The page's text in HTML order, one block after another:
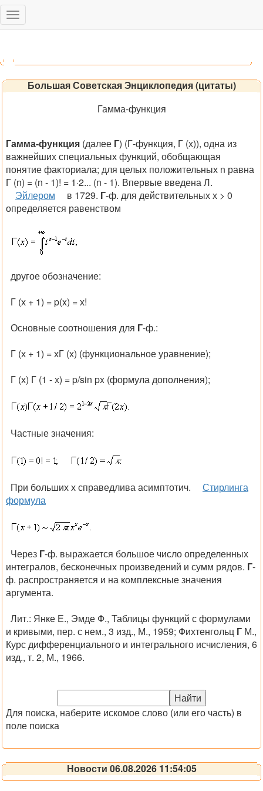
Toggle
navigation
Большая Советская Энциклопедия (цитаты)
Гамма-функция
Гамма-функция (далее Г) (Г-функция, Г (х)), одна из
важнейших специальных функций, обобщающая
понятие факториала; для целых положительных n равна
Г (n) = (n - 1)! = 1·2... (n - 1). Впервые введена Л.
Эйлером
в 1729. Г-ф. для действительныхх > 0
определяется равенством
другое обозначение:
Г (х + 1) = p(x) = х!
Основные соотношения для Г-ф.:
Г (х + 1) =хГ (х) (функциональное уравнение);
Г (х) Г (1 - х) =p/sin px (формула дополнения);
Частные значения:
При большиххсправедлива асимптотич.
Стирлинга
формула
Через Г-ф. выражается большое число определенных
интегралов, бесконечных произведений и сумм рядов. Г-
ф. распространяется и на комплексные значения
аргумента.
Лит.: Янке Е., Эмде Ф., Таблицы функций с формулами
и кривыми, пер. с нем., 3 изд., М., 1959; Фихтенгольц Г М.,
Курс дифференциального и интегрального исчисления, 6
изд., т. 2, М., 1966.
Для поиска, наберите искомое слово (или его часть) в
поле поиска
Новости 06.08.2026 11:54:05